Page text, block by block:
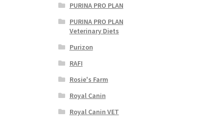
PURINA PRO PLAN
PURINA PRO PLAN
Veterinary Diets
Purizon
RAFI
Rosie's Farm
Royal Canin
Royal Canin VET